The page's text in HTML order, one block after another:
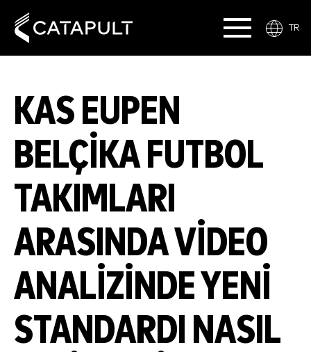
TR
KAS EUPEN
BELÇIKA FUTBOL
TAKIMLARI
ARASINDA VIDEO
ANALIZINDE YENI
STANDARDI NASIL